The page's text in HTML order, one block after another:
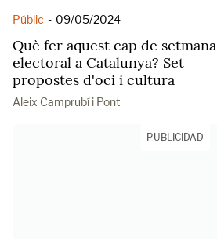
Públic - 09/05/2024
Què fer aquest cap de setmana
electoral a Catalunya? Set
propostes d'oci i cultura
Aleix Camprubí i Pont
PUBLICIDAD